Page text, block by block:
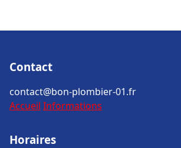
Contact
contact@bon-plombier-01.fr
Accueil Informations
Horaires